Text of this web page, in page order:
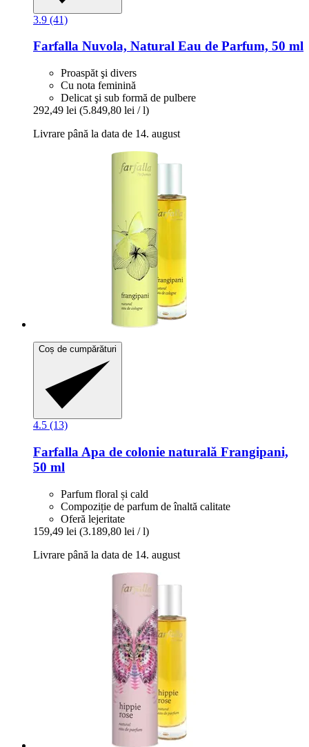
3.9 (41)
Farfalla Nuvola, Natural Eau de Parfum, 50 ml
Proaspăt şi divers
Cu nota feminină
Delicat şi sub formă de pulbere
292,49 lei (5.849,80 lei / l)
Livrare până la data de 14. august
Coș de cumpărături
4.5 (13)
Farfalla Apa de colonie naturală Frangipani,
50 ml
Parfum floral și cald
Compoziție de parfum de înaltă calitate
Oferă lejeritate
159,49 lei (3.189,80 lei / l)
Livrare până la data de 14. august